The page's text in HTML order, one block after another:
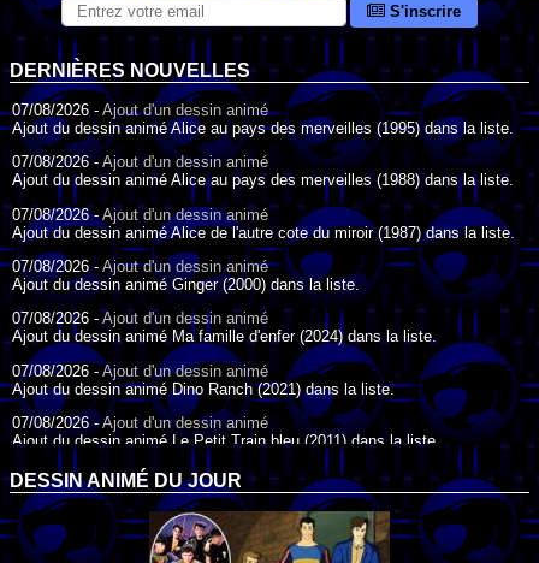
S'inscrire
DERNIÈRES NOUVELLES
07/08/2026 - Ajout d'un dessin animé
Ajout du dessin animé Alice au pays des merveilles (1995) dans la liste.
07/08/2026 -Ajout d'un dessin animé
Ajout du dessin animé Alice au pays des merveilles (1988) dans la liste.
07/08/2026 -Ajout d'un dessin animé
Ajout du dessin animé Alice de l'autre cote du miroir (1987) dans la liste.
07/08/2026 - Ajout d'un dessin animé
Ajout du dessin animé Ginger (2000) dans la liste.
07/08/2026 - Ajout d'un dessin animé
Ajout du dessin animé Ma famille d'enfer (2024) dans la liste.
07/08/2026 -Ajout d'un dessin animé
Ajout du dessin animé Dino Ranch (2021) dans la liste.
07/08/2026 -Ajout d'un dessin animé
Ajout du dessin animé Le Petit Train bleu (2011) dans la liste.
07/08/2026 -Ajout d'un dessin animé
Ajout du dessin animé Agent Spécial Oso (2009) dans la liste.
17/07/2026 -
Ajout d'un dessin animé
Ajout du dessin animé Peter Pan (1988) dans la liste.
DESSIN ANIMÉ DU JOUR